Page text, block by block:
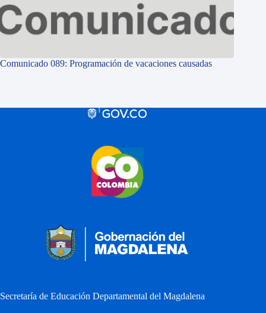
Comunicado 089: Programación de vacaciones causadas
Secretaría de Educación Departamental del Magdalena